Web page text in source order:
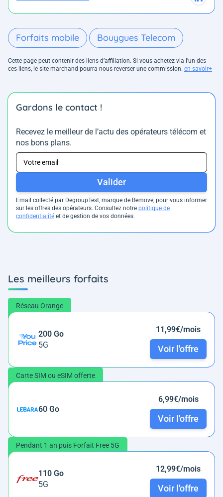
Forfaits mobile Bouygues Telecom
Cette page peut contenir des liens d’affiliation. Si vous achetez via l'un des
ces liens, le site marchand pourra nous reverser une commission. en savoir+
Gardons le contact !
Recevez le meilleur de l’actu des opérateurs télécom et
nos bons plans.
Valider
Email collecté par DegroupTest, marque de Bemove, pour vous informer
sur les offres des opérateurs. Consultez notre politique de
confidentialité et de gestion de vos données.
Les meilleurs forfaits
Réseau Orange
200 Go
5G
11,99€/mois
Voir l'offre
Carte SIM ou eSIM offerte
60 Go
6,99€/mois
Voir l'offre
Pendant 1 an puis Forfait Free 5G
110 Go
5G
12,99€/mois
Voir l'offre